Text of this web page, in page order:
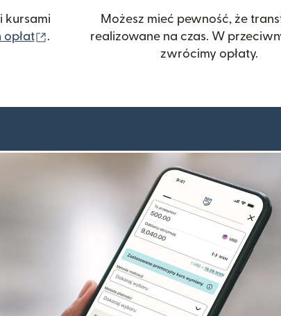
kursami
opłat (otwiera się w nowym oknie)
.
Możesz mieć pewność, że
realizowane na czas. W
zwrócimy opłaty.